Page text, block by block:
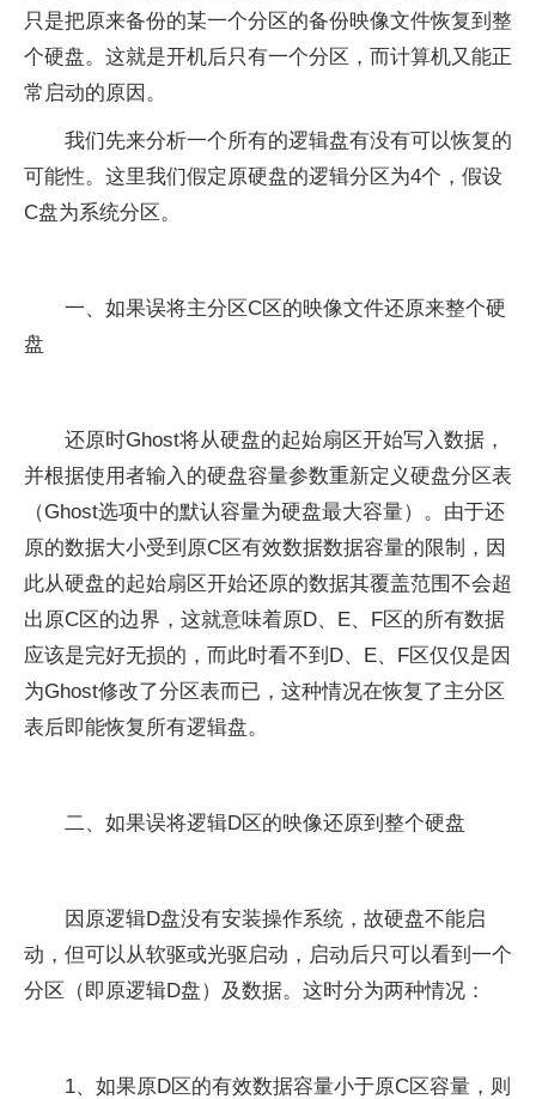
只是把原来备份的某一个分区的备份映像文件恢复到整
个硬盘。这就是开机后只有一个分区，而计算机又能正
常启动的原因。
我们先来分析一个所有的逻辑盘有没有可以恢复的
可能性。这里我们假定原硬盘的逻辑分区为4个，假设
C盘为系统分区。
一、如果误将主分区C区的映像文件还原来整个硬
盘
还原时Ghost将从硬盘的起始扇区开始写入数据，
并根据使用者输入的硬盘容量参数重新定义硬盘分区表
（Ghost选项中的默认容量为硬盘最大容量）。由于还
原的数据大小受到原C区有效数据数据容量的限制，因
此从硬盘的起始扇区开始还原的数据其覆盖范围不会超
出原C区的边界，这就意味着原D、E、F区的所有数据
应该是完好无损的，而此时看不到D、E、F区仅仅是因
为Ghost修改了分区表而已，这种情况在恢复了主分区
表后即能恢复所有逻辑盘。
二、如果误将逻辑D区的映像还原到整个硬盘
因原逻辑D盘没有安装操作系统，故硬盘不能启
动，但可以从软驱或光驱启动，启动后只可以看到一个
分区（即原逻辑D盘）及数据。这时分为两种情况：
1、如果原D区的有效数据容量小于原C区容量，则